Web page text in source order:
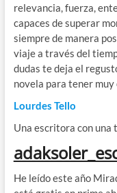
relevancia, fuerza,
capaces de superar
siempre de manera
viaje a través del
dudas te deja el
novela para tener muy
Lourdes Tello
Una escritora con
He leído este año